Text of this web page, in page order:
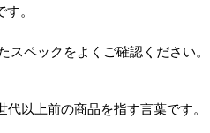
。
ペックをよくご確認ください。
以上前の商品を指す言葉です。